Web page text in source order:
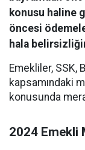
konusu haline
öncesi
hala
Emekliler, SSK,
kapsamındaki
konusunda
2024 Emekli